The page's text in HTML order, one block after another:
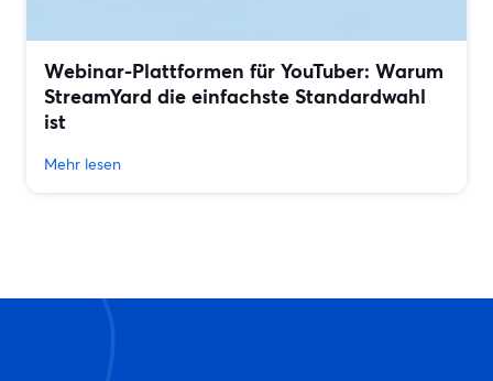
Webinar-Plattformen für YouTuber: Warum
StreamYard die einfachste Standardwahl
ist
Mehr lesen